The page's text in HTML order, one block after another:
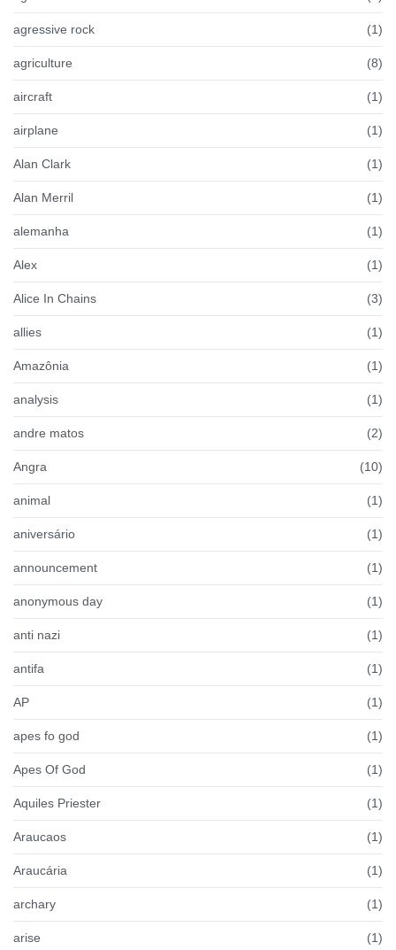
agressive rock (1)
agriculture (8)
aircraft (1)
airplane (1)
Alan Clark (1)
Alan Merril (1)
alemanha (1)
Alex (1)
Alice In Chains (3)
allies (1)
Amazônia (1)
analysis (1)
andre matos (2)
Angra (10)
animal (1)
aniversário (1)
announcement (1)
anonymous day (1)
anti nazi (1)
antifa (1)
AP (1)
apes fo god (1)
Apes Of God (1)
Aquiles Priester (1)
Araucaos (1)
Araucária (1)
archary (1)
arise (1)